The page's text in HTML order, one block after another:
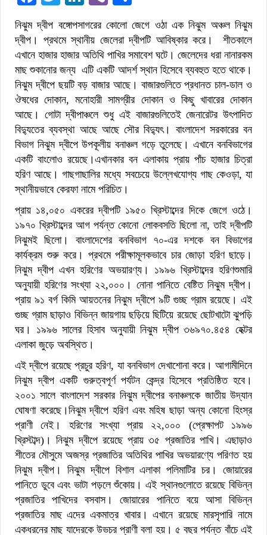
নিঝুম দ্বীপ বঙ্গোপসাগরের কোলো জেগে ওঠা এক নিঝুম অঞ্চল নিঝুম
দ্বীপ। প্রথমে স্থানীয় জেলেরা দ্বীপটি আবিষ্কার করে। শীতকালে
এখানে হাজার হাজার অতিথি পাখির সমাবেশ ঘটে। জেলেদের ধরা নানারকম
মাছ শুকানোর জন্য এটি একটি আদর্শ স্থান হিসেবে ব্যবহুত হতে থাকে।
নিঝুম দ্বীপে ছয়টি বড় বাজার আছে। বাজারগুলিতে প্রধানত চাল-ডাল ও
ঔষধের দোকান, মনোহারী সামগ্রীর দোকান ও কিছু খাবারের দোকান
আছে। গোটা দ্বীপাঞ্চলে শুধু এই বাজারগুলিতেই জেনারেটর উৎপাদিত
বিদ্যুতের ব্যবস্থা আছে আছে সৌর বিদ্যুৎ। বাংলাদেশ সরকারের বন
বিভাগ নিঝুম দ্বীপে উপকূলীয় বনাঞ্চল গড়ে তুলেছে। এখানে বনবিভাগের
একটি বাংলোও রয়েছে।এখানকার বন এলাকায় প্রায় পাঁচ হাজার চিত্রা
হরিণ আছে। গাছগাছালির মধ্যে সবচেয়ে উল্লেখযোগ্য গাছ কেওড়া, যা
স্থানীয়ভাবে কেরফা নামে পরিচিত।
প্রায় ১৪,০৫০ একরের দ্বীপটি ১৯৫০ খ্রিস্টাব্দের দিকে জেগে ওঠে।
১৯৭০ খ্রিস্টাব্দের আগ পর্যন্ত কোনো লোকবসতি ছিলো না, তাই দ্বীপটি
নিঝুমই ছিলো। বাংলাদেশের বনবিভাগ ৭০-এর দশকে বন বিভাগের
কার্যক্রম শুরু করে। প্রথমে পরীক্ষামূলকভাবে চার জোড়া হরিণ ছাড়ে।
নিঝুম দ্বীপ এখন হরিণের অভয়ারণ্য। ১৯৯৬ খ্রিস্টাব্দের হরিণশুমারি
অনুযায়ী হরিণের সংখ্যা ২২,০০০। নোনা পানিতে বেষ্টিত নিঝুম দ্বীপ।
প্রায় ৯১ বর্গ কিমি আয়তনের নিঝুম দ্বীপে ৯টি গুচ্ছ গ্রাম রয়েছে। এই
গুচ্ছ গ্রাম ছাড়াও বিভিন্ন জায়গায় ছড়িয়ে ছিটিয়ে রয়েছে ছোটখাটো ঝুপড়ি
ঘর। ১৯৯৬ সালের হিসাব অনুযায়ী নিঝুম দ্বীপ ৩৬৯৭০.৪৫৪ হেক্টর
এলাকা জুড়ে অবস্থিত।
এই দ্বীপে রয়েছে প্রচুর হরিণ, যা বনবিভাগ দেখাশোনা করে। আগামীদিনে
নিঝুম দ্বীপ একটি গুরুত্বপূর্ণ পর্যটন কেন্দ্র হিসেবে প্রতিষ্ঠিত হবে।
২০০১ সালে বাংলাদেশ সরকার নিঝুম দ্বীপের বনাঞ্চলকে জাতীয় উদ্যান
ঘোষণা করেছে।নিঝুম দ্বীপে হরিণ এবং মহিষ ছাড়া অন্য কোনো হিংস্র
প্রাণী নেই। হরিণের সংখ্যা প্রায় ২২,০০০ (প্রেক্ষাপট ১৯৯৬
খ্রিস্টাব্দ)। নিঝুম দ্বীপে রয়েছে প্রায় ৩৫ প্রজাতির পাখি। এছাড়াও
শীতের মৌসুমে অজস্র প্রজাতির অতিথির পাখির অভয়ারণ্যে পরিণত হয়
নিঝুম দ্বীপ। নিঝুম দ্বীপে বিশাল এলাকা পলিমাটির চর। জোয়ারের
পানিতে ডুবে এবং ভাটা পড়লে শুঁকোয়। এই স্থানগুলোতে রয়েছে বিভিন্ন
প্রজাতির পাখিদের বসবাস। জোয়ারের পানিতে বয়ে আসা বিভিন্ন
প্রজাতির মাছ এদের একমাত্র খাবার। এখানে রয়েছে মারসৃপারি নামে
একধরনের মাছ যাদেরকে উভচর প্রাণী বলা হয়। ৫ বছর পর্যন্ত বাঁচে এই